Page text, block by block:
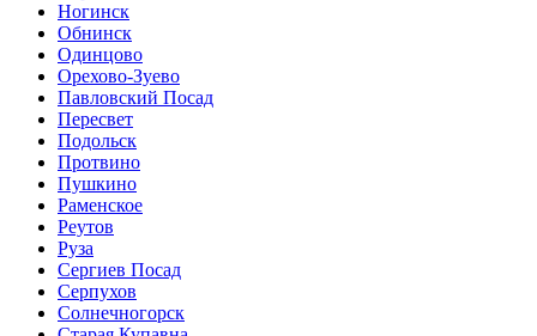
Ногинск
Обнинск
Одинцово
Орехово-Зуево
Павловский Посад
Пересвет
Подольск
Протвино
Пушкино
Раменское
Реутов
Руза
Сергиев Посад
Серпухов
Солнечногорск